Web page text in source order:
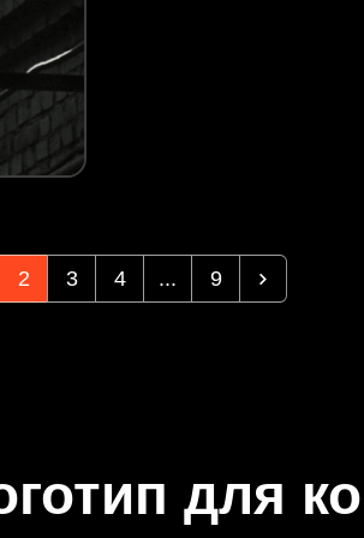
2 3 4 ... 9
для